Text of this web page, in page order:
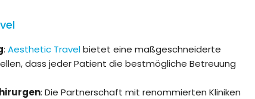
: Aesthetic Travelbietet eine maßgeschneiderte
dass jeder Patient die bestmögliche Betreuung
: Die Partnerschaft mit renommierten Kliniken